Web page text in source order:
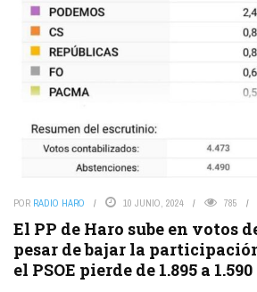
POR RADIO HARO 10 JUNIO, 2024 785
El PP de Haro sube en votos
pesar de bajar la
el PSOE pierde de 1.895 a 1.590